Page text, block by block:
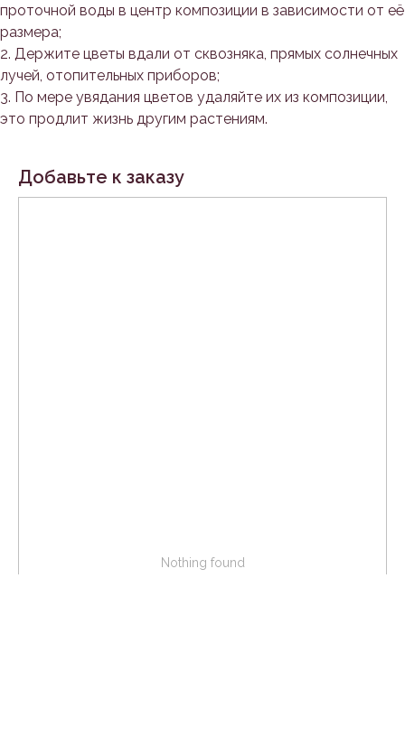
проточной воды в центр композиции в зависимости от её
размера;
2. Держите цветы вдали от сквозняка, прямых солнечных
лучей, отопительных приборов;
3. По мере увядания цветов удаляйте их из композиции,
это продлит жизнь другим растениям.
Добавьте к заказу
Nothing found